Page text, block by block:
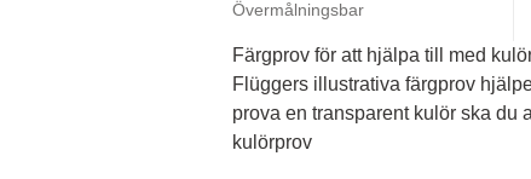
Övermålningsbar
Färgprov för att hjälpa till med
Flüggers illustrativa färgprov
prova en transparent kulör ska du
kulörprov